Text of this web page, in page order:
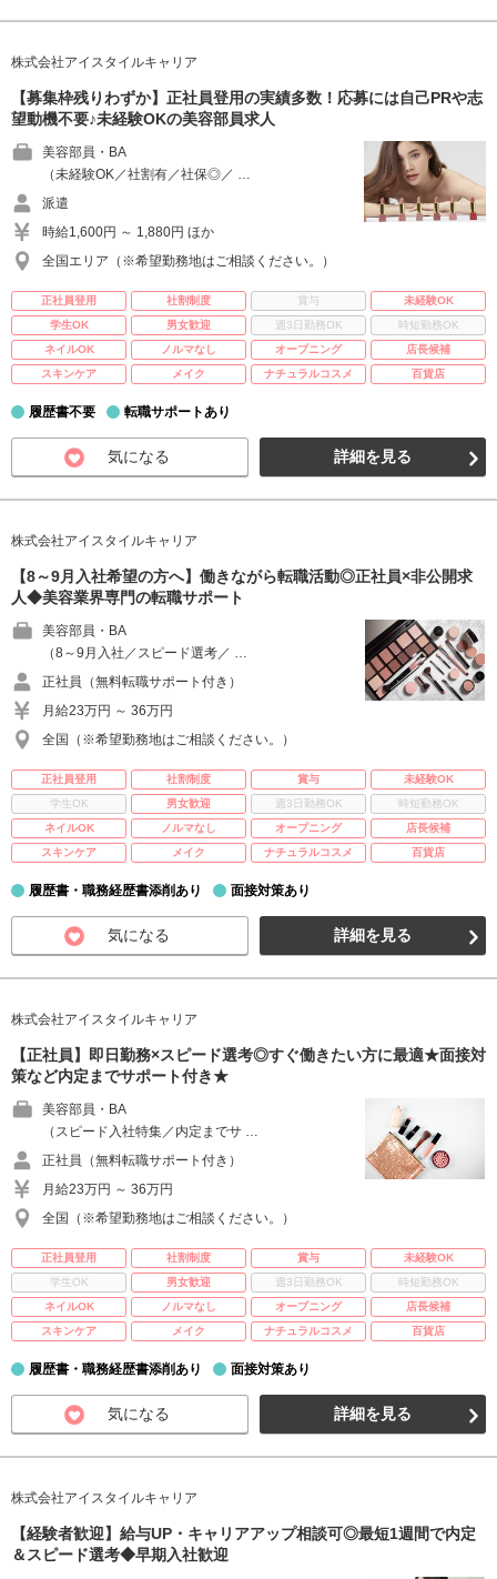
株式会社アイスタイルキャリア
【募集枠残りわずか】正社員登用の実績多数！応募には自己PRや志
望動機不要♪未経験OKの美容部員求人
美容部員・BA
（未経験OK／社割有／社保◎／ …
派遣
時給1,600円 ～ 1,880円 ほか
全国エリア（※希望勤務地はご相談ください。）
正社員登用 社割制度 賞与
未経験OK
学生OK
男女歓迎 週3日勤務OK
時短勤務OK
ネイルOK
ノルマなし オープニング
店長候補
スキンケア
メイク ナチュラルコスメ 百貨店
履歴書不要 転職サポートあり
気になる 詳細を見る
株式会社アイスタイルキャリア
【8～9月入社希望の方へ】働きながら転職活動◎正社員×非公開求
人◆美容業界専門の転職サポート
美容部員・BA
（8～9月入社／スピード選考／ …
正社員（無料転職サポート付き）
月給23万円 ～ 36万円
全国（※希望勤務地はご相談ください。）
正社員登用 社割制度 賞与
未経験OK
学生OK
男女歓迎 週3日勤務OK
時短勤務OK
ネイルOK
ノルマなし オープニング
店長候補
スキンケア
メイク ナチュラルコスメ 百貨店
履歴書・職務経歴書添削あり 面接対策あり
気になる 詳細を見る
株式会社アイスタイルキャリア
【正社員】即日勤務×スピード選考◎すぐ働きたい方に最適★面接対
策など内定までサポート付き★
美容部員・BA
（スピード入社特集／内定までサ …
正社員（無料転職サポート付き）
月給23万円 ～ 36万円
全国（※希望勤務地はご相談ください。）
正社員登用 社割制度 賞与
未経験OK
学生OK
男女歓迎 週3日勤務OK
時短勤務OK
ネイルOK
ノルマなし オープニング
店長候補
スキンケア
メイク ナチュラルコスメ 百貨店
履歴書・職務経歴書添削あり 面接対策あり
気になる 詳細を見る
株式会社アイスタイルキャリア
【経験者歓迎】給与UP・キャリアアップ相談可◎最短1週間で内定
＆スピード選考◆早期入社歓迎